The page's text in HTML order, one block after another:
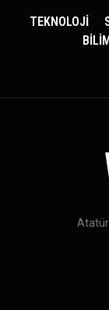
TEKNOLOJİ
BİLİM